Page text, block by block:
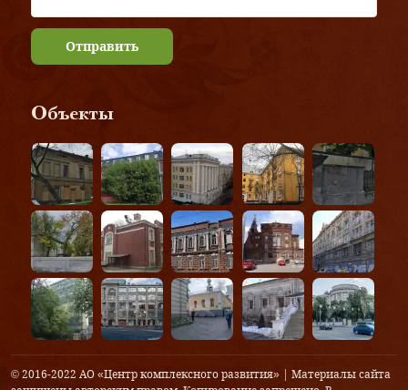
Отправить
Объекты
© 2016-2022 АО «Центр комплексного развития» | Материалы сайта